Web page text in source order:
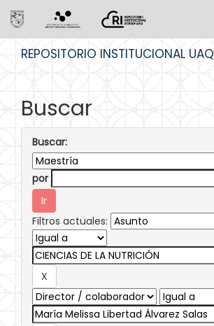
REPOSITORIO INSTITUCIONAL UAQ
Buscar
Buscar:
por
Filtros actuales: